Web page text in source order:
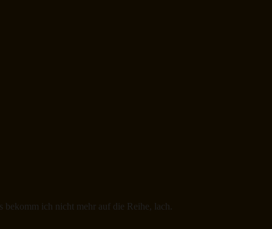
bekomm ich nicht mehr auf die Reihe, lach.